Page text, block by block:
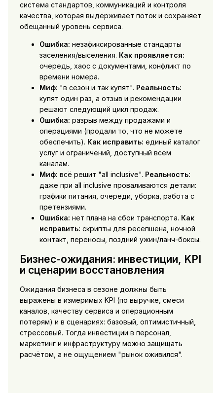
система стандартов, коммуникаций и контроля
качества, которая выдерживает поток и сохраняет
обещанный уровень сервиса.
Ошибка: незафиксированные стандарты
заселения/выселения. Как проявляется:
очередь, хаос с документами, конфликт по
времени номера.
Миф: "в сезон и так купят". Реальность:
купят один раз, а отзыв и рекомендации
решают следующий цикл продаж.
Ошибка: разрыв между продажами и
операциями (продали то, что не можете
обеспечить). Как исправить: единый каталог
услуг и ограничений, доступный всем
каналам.
Миф: всё решит "all inclusive". Реальность:
даже при all inclusive проваливаются детали:
графики питания, очереди, уборка, работа с
претензиями.
Ошибка: нет плана на сбои транспорта. Как
исправить: скрипты для ресепшена, ночной
контакт, переносы, поздний ужин/ланч-боксы.
Бизнес-ожидания: инвестиции, KPI
и сценарии восстановления
Ожидания бизнеса в сезоне должны быть
выражены в измеримых KPI (по выручке, смеси
каналов, качеству сервиса и операционным
потерям) и в сценариях: базовый, оптимистичный,
стрессовый. Тогда инвестиции в персонал,
маркетинг и инфраструктуру можно защищать
расчётом, а не ощущением "рынок оживился".